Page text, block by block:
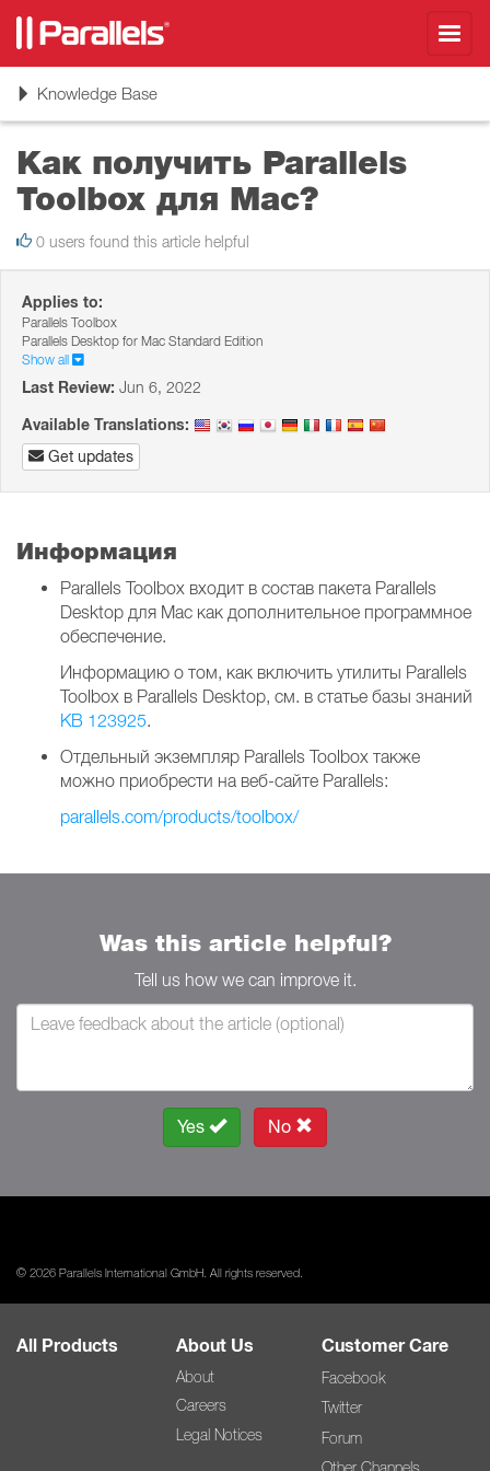
ToggleKnowledge Base
Как получить Parallels
Toolbox для Mac?
0 users found this article helpful
Applies to:
Parallels Toolbox
Parallels Desktop for Mac Standard Edition
Show all
Last Review: Jun 6, 2022
Available Translations:
Get updates
Информация
Parallels Toolbox входит в состав пакета Parallels
Desktop для Mac как дополнительное программное
обеспечение.
Информацию о том, как включить утилиты Parallels
Toolbox в Parallels Desktop, см. в статье базы знаний
KB 123925.
Отдельный экземпляр Parallels Toolbox также
можно приобрести на веб-сайте Parallels:
parallels.com/products/toolbox/
Was this article helpful?
Tell us how we can improve it.
Yes No
© 2026 Parallels International GmbH. All rights reserved.
All Products About Us
About
Careers
Legal Notices
Customer Care
Facebook
Twitter
Forum